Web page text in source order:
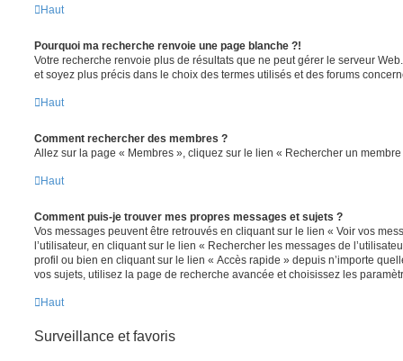
Haut
Pourquoi ma recherche renvoie une page blanche ?!
Votre recherche renvoie plus de résultats que ne peut gérer le serveur
et soyez plus précis dans le choix des termes utilisés et des forums
Haut
Comment rechercher des membres ?
Allez sur la page « Membres », cliquez sur le lien « Rechercher un membre
Haut
Comment puis-je trouver mes propres messages et sujets ?
Vos messages peuvent être retrouvés en cliquant sur le lien « Voir vos
l’utilisateur, en cliquant sur le lien « Rechercher les messages de
profil ou bien en cliquant sur le lien « Accès rapide » depuis n’importe
vos sujets, utilisez la page de recherche avancée et choisissez les
Haut
Surveillance et favoris